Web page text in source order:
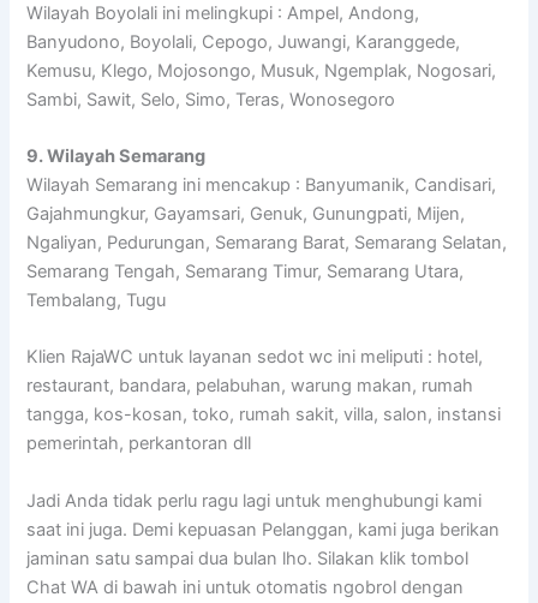
Wilayah Boyolali ini melingkupi : Ampel, Andong,
Banyudono, Boyolali, Cepogo, Juwangi, Karanggede,
Kemusu, Klego, Mojosongo, Musuk, Ngemplak, Nogosari,
Sambi, Sawit, Selo, Simo, Teras, Wonosegoro
9. Wilayah Semarang
Wilayah Semarang ini mencakup : Banyumanik, Candisari,
Gajahmungkur, Gayamsari, Genuk, Gunungpati, Mijen,
Ngaliyan, Pedurungan, Semarang Barat, Semarang Selatan,
Semarang Tengah, Semarang Timur, Semarang Utara,
Tembalang, Tugu
Klien RajaWC untuk layanan sedot wc ini meliputi : hotel,
restaurant, bandara, pelabuhan, warung makan, rumah
tangga, kos-kosan, toko, rumah sakit, villa, salon, instansi
pemerintah, perkantoran dll
Jadi Anda tidak perlu ragu lagi untuk menghubungi kami
saat ini juga. Demi kepuasan Pelanggan, kami juga berikan
jaminan satu sampai dua bulan lho. Silakan klik tombol
Chat WA di bawah ini untuk otomatis ngobrol dengan